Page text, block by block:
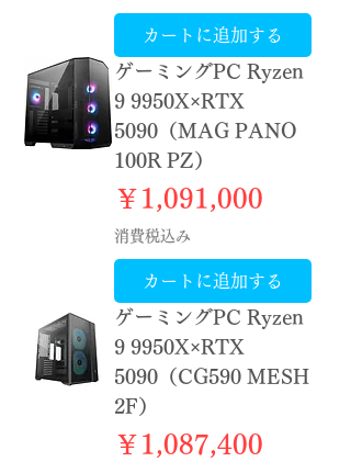
カートに追加する
ゲーミングPC Ryzen
9 9950X×RTX
5090（MAG PANO
100R PZ）
価格
￥1,091,000
消費税込み
カートに追加する
ゲーミングPC Ryzen
9 9950X×RTX
5090（CG590 MESH
2F）
価格
￥1,087,400